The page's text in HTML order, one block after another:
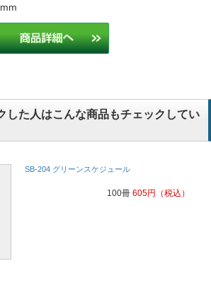
した人はこんな商品もチェックしてい
SB-204 グリーンスケジュール
100冊 605円 （税込）